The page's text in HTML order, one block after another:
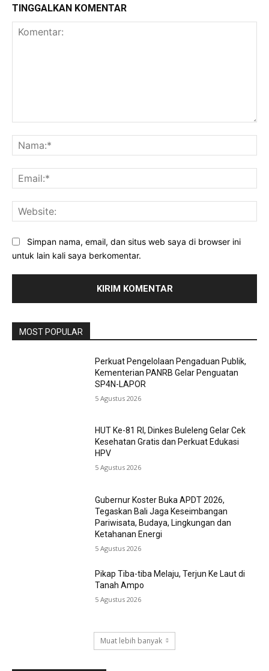
TINGGALKAN KOMENTAR
Simpan nama, email, dan situs web saya di browser ini
untuk lain kali saya berkomentar.
MOST POPULAR
Perkuat Pengelolaan Pengaduan Publik,
Kementerian PANRB Gelar Penguatan
SP4N-LAPOR
5 Agustus 2026
HUT Ke-81 RI, Dinkes Buleleng Gelar Cek
Kesehatan Gratis dan Perkuat Edukasi
HPV
5 Agustus 2026
Gubernur Koster Buka APDT 2026,
Tegaskan Bali Jaga Keseimbangan
Pariwisata, Budaya, Lingkungan dan
Ketahanan Energi
5 Agustus 2026
Pikap Tiba-tiba Melaju, Terjun Ke Laut di
Tanah Ampo
5 Agustus 2026
Muat lebih banyak